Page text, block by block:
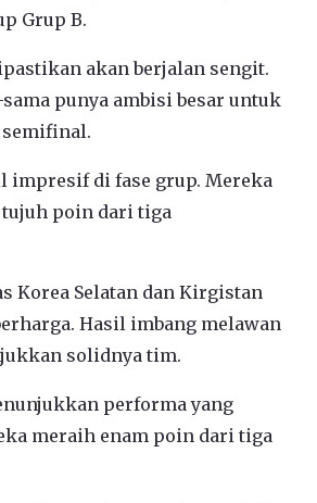
Grup B.
akan berjalan sengit.
punya ambisi besar untuk
semifinal.
impresif di fase grup. Mereka
poin dari tiga
Korea Selatan dan Kirgistan
Hasil imbang melawan
solidnya tim.
performa yang
meraih enam poin dari tiga